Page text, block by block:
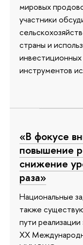
мировых
участники
страны и
инструментов
«В фокусе
повышение
снижение
раза»
Национальные
также
пути
ХХ